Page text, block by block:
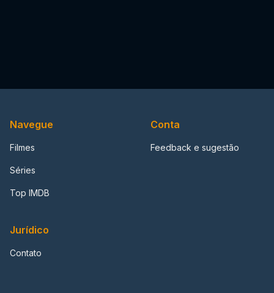
Navegue
Filmes
Séries
Top IMDB
Conta
Feedback e sugestão
Jurídico
Contato